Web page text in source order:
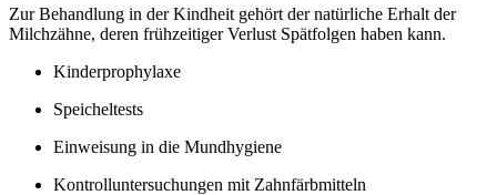
Zur Behandlung in der Kindheit gehört der natürliche Erhalt der
Milchzähne, deren frühzeitiger Verlust Spätfolgen haben kann.
Kinderprophylaxe
Speicheltests
Einweisung in die Mundhygiene
Kontrolluntersuchungen mit Zahnfärbmitteln